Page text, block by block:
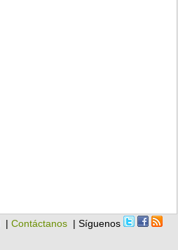
|Contáctanos | Síguenos